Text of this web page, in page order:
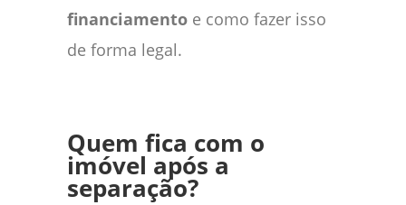
financiamento e como fazer isso
de forma legal.
Quem fica com o
imóvel após a
separação?